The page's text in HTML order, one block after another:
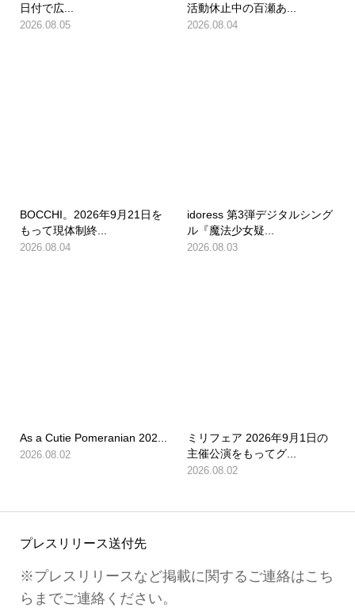
日付で広...
2026.08.05
活動休止中の百瀬あ...
2026.08.04
BOCCHI。2026年9月21日を
もって現体制終...
2026.08.04
idoress 第3弾デジタルシング
ル『魔法少女疑...
2026.08.03
As a Cutie Pomeranian 202...
2026.08.02
ミリフェア 2026年9月1日の
主催公演をもってグ...
2026.08.02
プレスリリース送付先
※プレスリリースなど掲載に関するご連絡はこち
らまでご連絡ください。